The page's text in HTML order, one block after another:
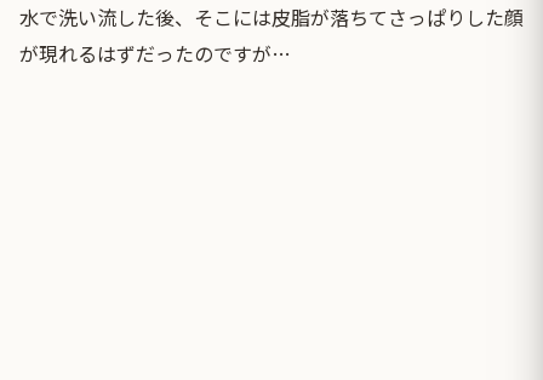
水で洗い流した後、そこには皮脂が落ちてさっぱりした顔
が現れるはずだったのですが…